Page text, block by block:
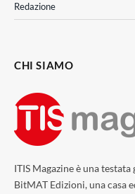
Redazione
CHI SIAMO
ITIS Magazine è una
BitMAT Edizioni, una casa